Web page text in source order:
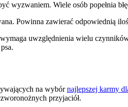
wyzwaniem. Wiele osób popełnia
Powinna zawierać odpowiednią
uwzględnienia wielu
na wybórnajlepszej karmy
przyjaciół.